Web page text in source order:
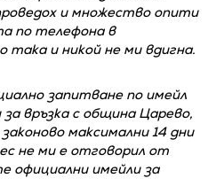
и множество опити
по телефона в
така и никой не ми вдигна.
запитване по имейл
за връзка с община Царево,
максимални 14 дни
не ми е отговорил от
официални имейли за